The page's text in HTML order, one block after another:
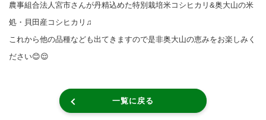
農事組合法人宮市さんが丹精込めた特別栽培米コシヒカリ&奥大山の米
処・貝田産コシヒカリ♫
これから他の品種なども出てきますので是非奥大山の恵みをお楽しみく
ださい😊😌
一覧に戻る